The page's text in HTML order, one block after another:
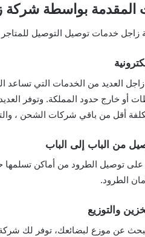
المقدمة بواسطة شركة
خدمات توصيل التوصيل
العديد من الخدمات التي تساعد
أو خارج حدود المملكة. وتوفر
أقل من باقي شركات الشحن ،
من الباب إلى الباب
توصيل الطرود من أماكن
الطرود.
والتوزيع
عن موزع لبضائعك، توفر لك